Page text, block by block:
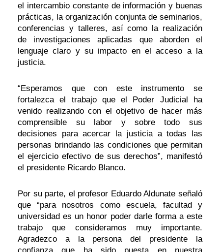
el intercambio constante de información y buenas
prácticas, la organización conjunta de seminarios,
conferencias y talleres, así como la realización
de investigaciones aplicadas que aborden el
lenguaje claro y su impacto en el acceso a la
justicia.
“Esperamos que con este instrumento se
fortalezca el trabajo que el Poder Judicial ha
venido realizando con el objetivo de hacer más
comprensible su labor y sobre todo sus
decisiones para acercar la justicia a todas las
personas brindando las condiciones que permitan
el ejercicio efectivo de sus derechos”, manifestó
el presidente Ricardo Blanco.
Por su parte, el profesor Eduardo Aldunate señaló
que “para nosotros como escuela, facultad y
universidad es un honor poder darle forma a este
trabajo que consideramos muy importante.
Agradezco a la persona del presidente la
confianza que ha sido puesta en nuestra